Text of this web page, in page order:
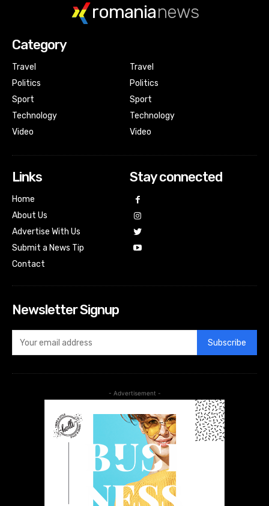
romanianews
Category
Travel
Politics
Sport
Technology
Video
Travel
Politics
Sport
Technology
Video
Links
Home
About Us
Advertise With Us
Submit a News Tip
Contact
Stay connected
Newsletter Signup
Subscribe
- Advertisement -